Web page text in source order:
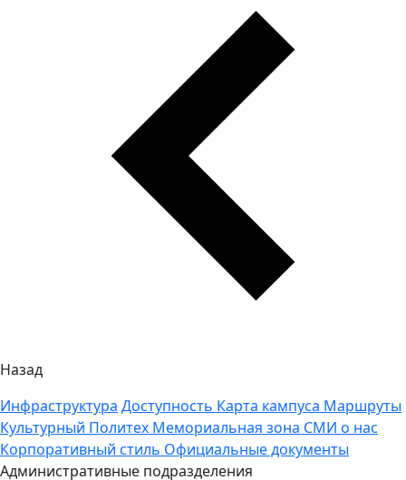
Назад
Инфраструктура Доступность Карта кампуса Маршруты
Культурный Политех Мемориальная зона СМИ о нас
Корпоративный стиль Официальные документы
Административные подразделения